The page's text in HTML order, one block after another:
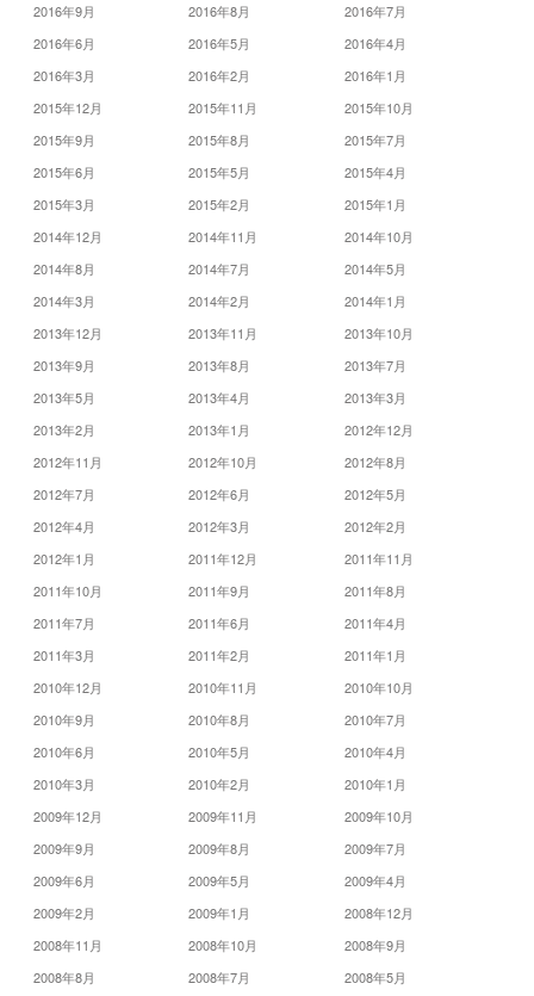
2016年9月
2016年8月
2016年7月
2016年6月
2016年5月
2016年4月
2016年3月
2016年2月
2016年1月
2015年12月
2015年11月
2015年10月
2015年9月
2015年8月
2015年7月
2015年6月
2015年5月
2015年4月
2015年3月
2015年2月
2015年1月
2014年12月
2014年11月
2014年10月
2014年8月
2014年7月
2014年5月
2014年3月
2014年2月
2014年1月
2013年12月
2013年11月
2013年10月
2013年9月
2013年8月
2013年7月
2013年5月
2013年4月
2013年3月
2013年2月
2013年1月
2012年12月
2012年11月
2012年10月
2012年8月
2012年7月
2012年6月
2012年5月
2012年4月
2012年3月
2012年2月
2012年1月
2011年12月
2011年11月
2011年10月
2011年9月
2011年8月
2011年7月
2011年6月
2011年4月
2011年3月
2011年2月
2011年1月
2010年12月
2010年11月
2010年10月
2010年9月
2010年8月
2010年7月
2010年6月
2010年5月
2010年4月
2010年3月
2010年2月
2010年1月
2009年12月
2009年11月
2009年10月
2009年9月
2009年8月
2009年7月
2009年6月
2009年5月
2009年4月
2009年2月
2009年1月
2008年12月
2008年11月
2008年10月
2008年9月
2008年8月
2008年7月 2008年5月